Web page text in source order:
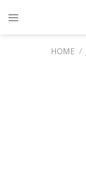
HOME /